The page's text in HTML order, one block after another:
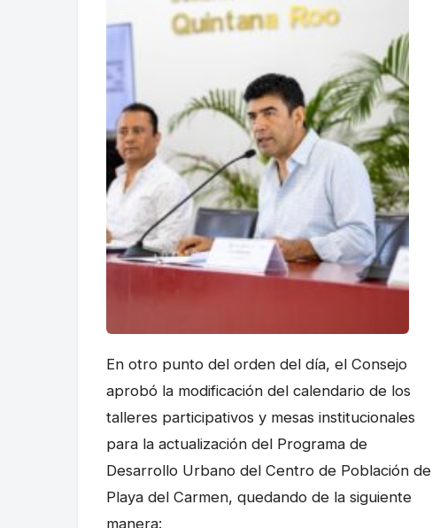
En otro punto del orden del día, el Consejo
aprobó la modificación del calendario de los
talleres participativos y mesas institucionales
para la actualización del Programa de
Desarrollo Urbano del Centro de Población de
Playa del Carmen, quedando de la siguiente
manera: